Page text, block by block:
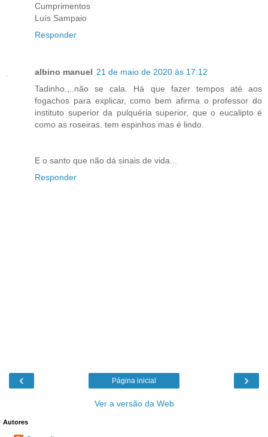
Cumprimentos
Luís Sampaio
Responder
albino manuel 21 de maio de 2020 às 17:12
Tadinho.,..não se cala. Há que fazer tempos até aos
fogachos para explicar, como bem afirma o professor do
instituto superior da pulquéria superior, que o eucalipto é
como as roseiras. tem espinhos mas é lindo.
E o santo que não dá sinais de vida...
Responder
‹ ›
Página inicial
Ver a versão da Web
Autores